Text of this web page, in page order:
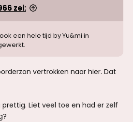
het idee gaf het ook lekker te
een gegeven moment zelfs of ze
de beste massage die ik heb
Diem?: Nee zeker niet
heel erg lekker, goed
bij Romy: Dit jaar nog
zei:
een hele tijd by Yu&mi in
vertrokken naar hier. Dat
prettig. Liet veel toe en had er zelf